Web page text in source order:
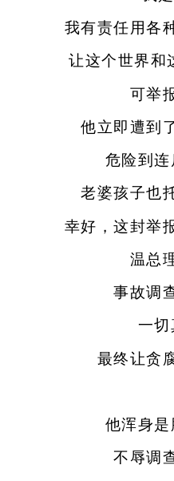
我有责任用各种
让这个世界和
可举报
他立即遭到了
危险到连
老婆孩子也托
幸好，这封举报
温总理
事故调查
一切真
最终让贪腐
他浑身是
不辱调查